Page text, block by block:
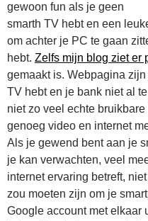
gewoon fun als je geen
smarth TV hebt en een
om achter je PC te gaan
hebt. Zelfs mijn blog ziet er
gemaakt is. Webpagina
TV hebt en je bank niet al
niet zo veel echte
genoeg video en internet
Als je gewend bent aan je
je kan verwachten, veel
internet ervaring betreft,
zou moeten zijn om je
Google account met elkaar